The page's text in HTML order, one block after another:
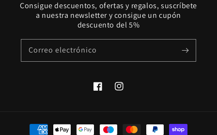
Consigue descuentos, ofertas y regalos, suscríbete
a nuestra newsletter y consigue un cupón
descuento del 5%
Correo electrónico
FacebookInstagram
Formas